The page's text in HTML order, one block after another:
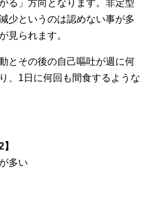
る」方向となります。非定型
少というのは認めない事が多
見られます。
とその後の自己嘔吐が週に何
、1日に何回も間食するような
多い